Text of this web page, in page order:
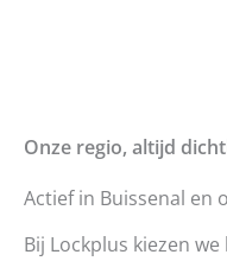
Onze regio, altijd
Actief in Buissenal en
Bij Lockplus kiezen